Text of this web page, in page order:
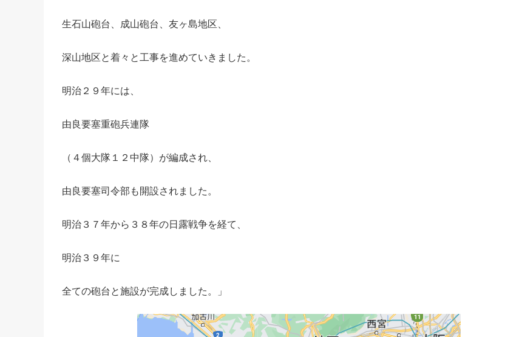
生石山砲台、成山砲台、友ヶ島地区、
深山地区と着々と工事を進めていきました。
明治２９年には、
由良要塞重砲兵連隊
（４個大隊１２中隊）が編成され、
由良要塞司令部も開設されました。
明治３７年から３８年の日露戦争を経て、
明治３９年に
全ての砲台と施設が完成しました。」